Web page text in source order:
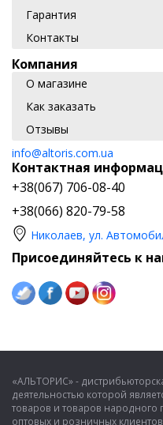
Гарантия
Контакты
Компания
О магазине
Как заказать
Отзывы
info@altoris.com.ua
Контактная
+38(067) 706-08-40
+38(066) 820-79-58
Николаев, ул.
Присоединяйтесь к
«АЛЬТОРИС» -
деятельностью которой
товаров и товаров
оптовых и розничных